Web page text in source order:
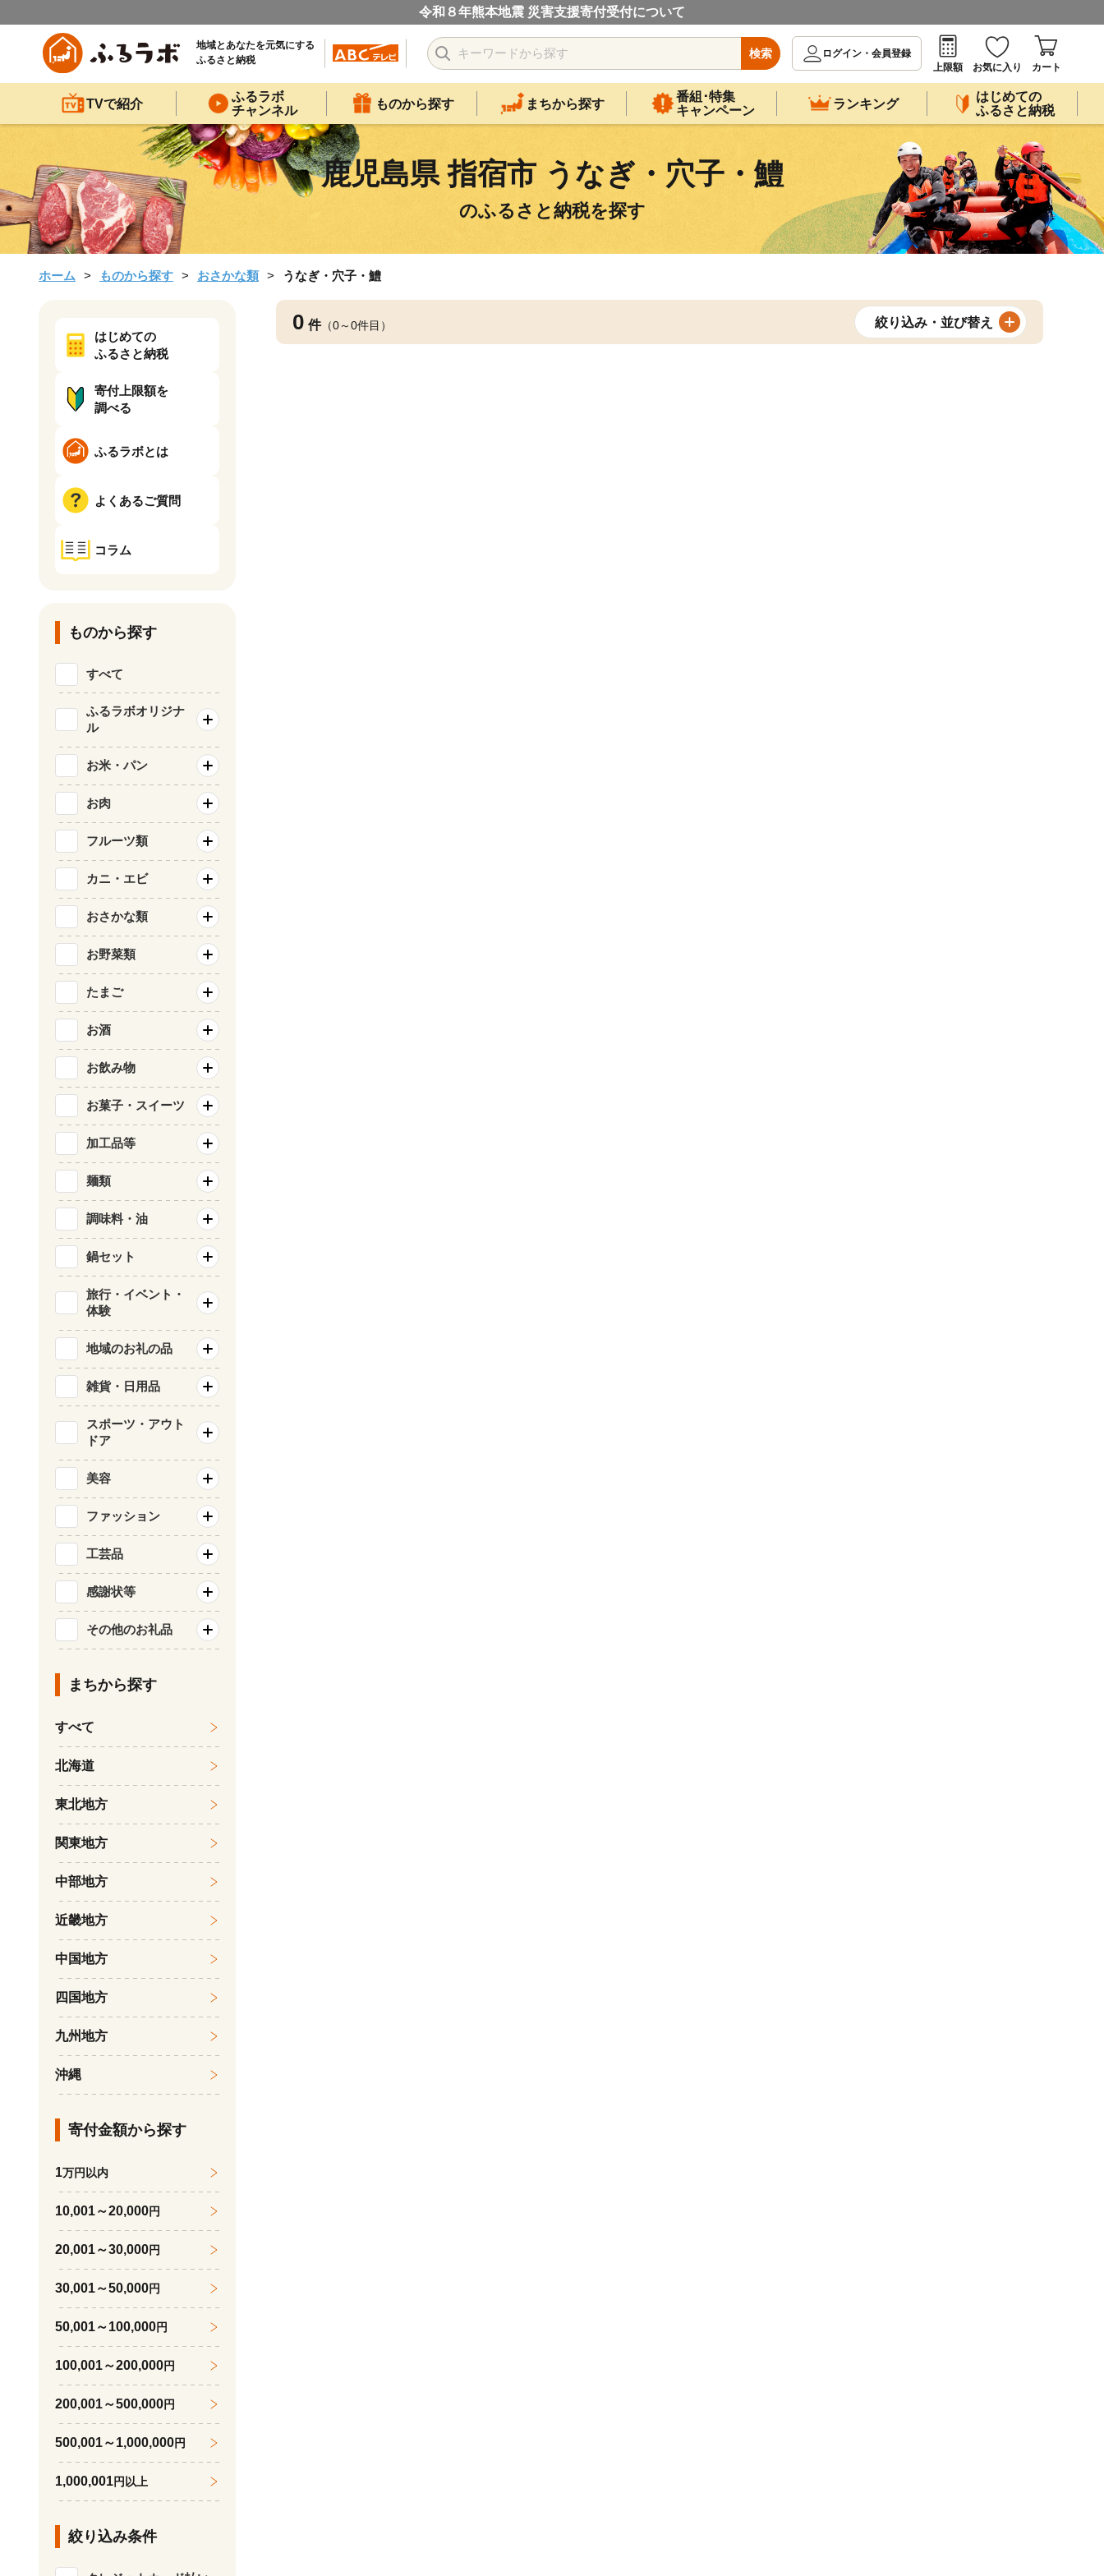
令和８年熊本地震 災害支援寄付受付について
地域とあなたを元気にする
ふるさと納税
検索
ログイン・会員登録
上限額
お気に入り カート
TVで紹介
ふるラボ
チャンネル
ものから探す まちから探す
番組･特集
キャンペーン
ランキング
はじめての
ふるさと納税
鹿児島県 指宿市 うなぎ・穴子・鱧
のふるさと納税を探す
ホーム ものから探す おさかな類 うなぎ・穴子・鱧
0 件（0～0件目）
絞り込み・並び替え
はじめての
ふるさと納税
寄付上限額を
調べる
ふるラボとは
よくあるご質問
コラム
ものから探す
すべて
ふるラボオリジナ
ル
お米・パン
お肉
フルーツ類
カニ・エビ
おさかな類
お野菜類
たまご
お酒
お飲み物
お菓子・スイーツ
加工品等
麺類
調味料・油
鍋セット
旅行・イベント・
体験
地域のお礼の品
雑貨・日用品
スポーツ・アウト
ドア
美容
ファッション
工芸品
感謝状等
その他のお礼品
まちから探す
すべて
北海道
東北地方
関東地方
中部地方
近畿地方
中国地方
四国地方
九州地方
沖縄
寄付金額から探す
1万円以内
10,001～20,000円
20,001～30,000円
30,001～50,000円
50,001～100,000円
100,001～200,000円
200,001～500,000円
500,001～1,000,000円
1,000,001円以上
絞り込み条件